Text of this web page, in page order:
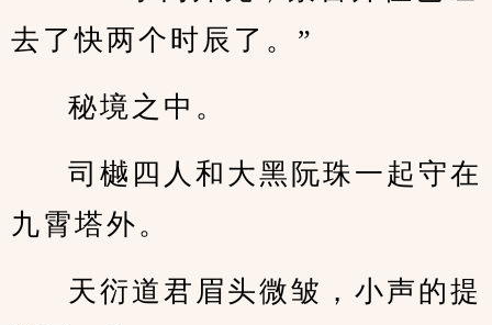
去了快两个时辰了。”
秘境之中。
司樾四人和大黑阮珠一起守在
九霄塔外。
天衍道君眉头微皱，小声的提